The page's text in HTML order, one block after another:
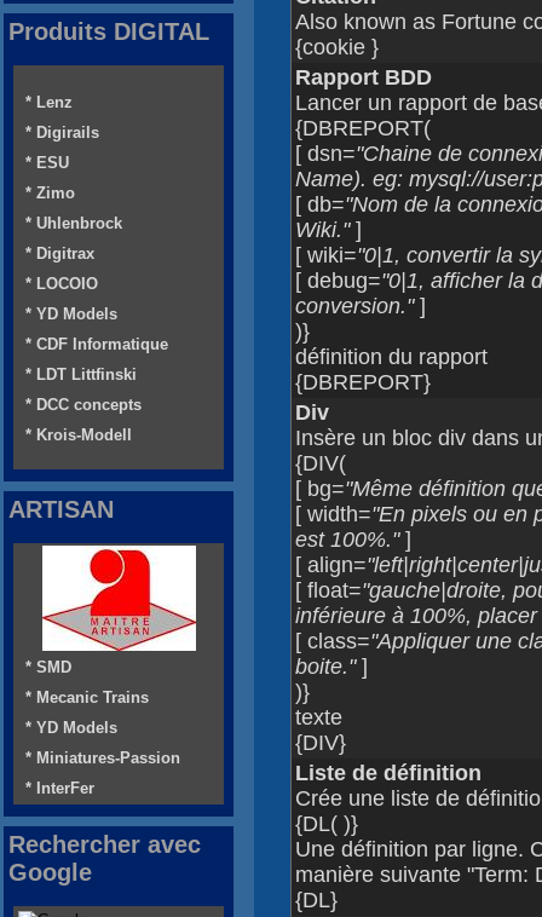
Also known as Fortune
{cookie }
Rapport BDD
Lancer un rapport de
{DBREPORT(
[ dsn="Chaine de
Name). eg: mysql://
[ db="Nom de la
Wiki."]
[ wiki="0|1, convertir la
[ debug="0|1, afficher la
conversion."]
)}
définition du rapport
{DBREPORT}
Div
Insère un bloc div dans
{DIV(
[ bg="Même définition
[ width="En pixels ou en
est 100%."]
[ align=
[ float="gauche|droite,
inférieure à 100%,
[ class="Appliquer une
boite."]
)}
texte
{DIV}
Liste de définition
Crée une liste de
{DL( )}
Une définition par ligne.
manière suivante "Term:
{DL}
Produits DIGITAL
* Lenz
* Digirails
* ESU
* Zimo
* Uhlenbrock
* Digitrax
* LOCOIO
* YD Models
* CDF Informatique
* LDT Littfinski
* DCC concepts
* Krois-Modell
ARTISAN
* SMD
* Mecanic Trains
* YD Models
* Miniatures-Passion
* InterFer
Rechercher avec
Google